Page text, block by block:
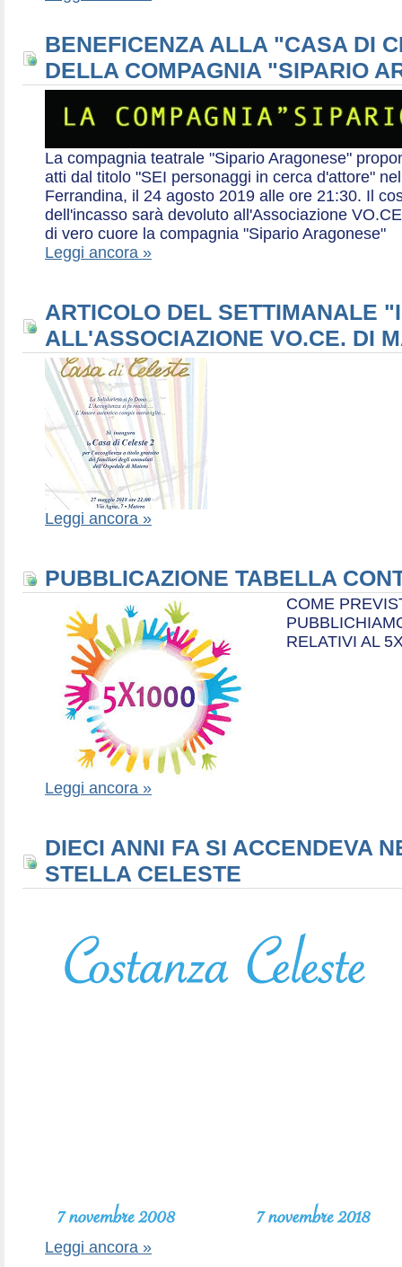
BENEFICENZA ALLA "CASA DI
DELLA COMPAGNIA "SIPARIO
La compagnia teatrale "Sipario Aragonese"
atti dal titolo "SEI personaggi in cerca d'attore"
Ferrandina, il 24 agosto 2019 alle ore 21:30. Il
dell'incasso sarà devoluto all'Associazione
di vero cuore la compagnia "Sipario Aragonese"
Leggi ancora »
ARTICOLO DEL SETTIMANALE
ALL'ASSOCIAZIONE VO.CE. DI
Leggi ancora »
PUBBLICAZIONE TABELLA
COME
RELATIVI AL
Leggi ancora »
DIECI ANNI FA SI ACCENDEVA
STELLA CELESTE
Leggi ancora »